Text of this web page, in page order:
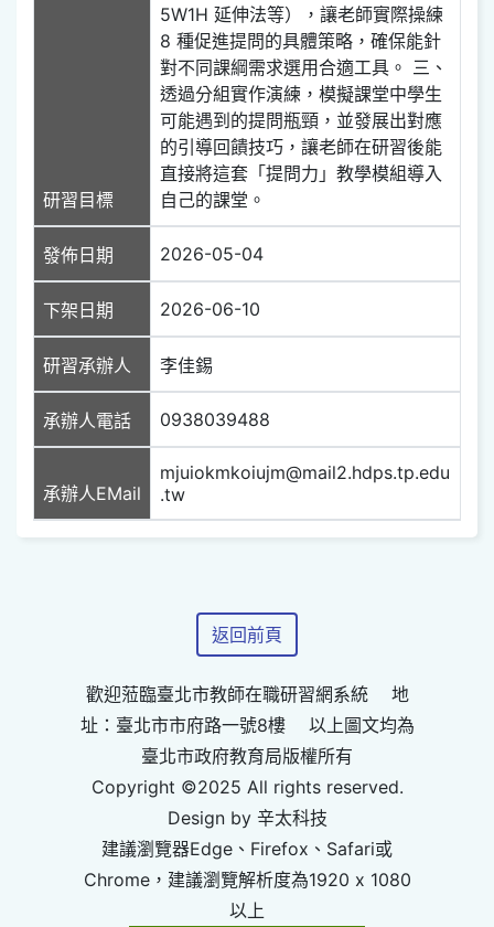
研習目標
5W1H 延伸法等），讓老師實際操練
8 種促進提問的具體策略，確保能針
對不同課綱需求選用合適工具。 三、
透過分組實作演練，模擬課堂中學生
可能遇到的提問瓶頸，並發展出對應
的引導回饋技巧，讓老師在研習後能
直接將這套「提問力」教學模組導入
自己的課堂。
發佈日期 2026-05-04
下架日期 2026-06-10
研習承辦人 李佳錫
承辦人電話 0938039488
承辦人EMail
mjuiokmkoiujm@mail2.hdps.tp.edu
.tw
返回前頁
歡迎蒞臨臺北市教師在職研習網系統 地
址：臺北市市府路一號8樓 以上圖文均為
臺北市政府教育局版權所有
Copyright ©2025 All rights reserved.
Design by 辛太科技
建議瀏覽器Edge、Firefox、Safari或
Chrome，建議瀏覽解析度為1920 x 1080
以上